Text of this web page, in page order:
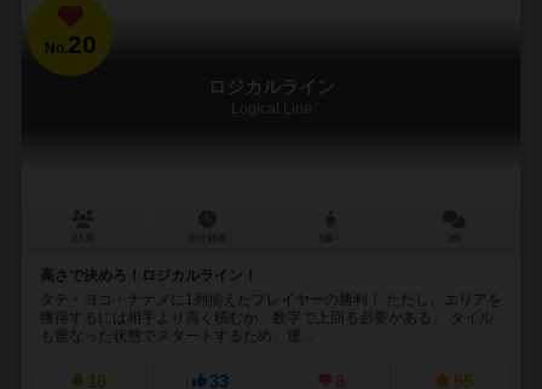
No.20
ロジカルライン
Logical Line
高さで決めろ！ロジカルライン！
タテ・ヨコ・ナナメに1列揃えたプレイヤーの勝利！ ただし、エリアを
獲得するには相手より高く積むか、数字で上回る必要がある。 タイル
も重なった状態でスタートするため、運...
16 33 8 55